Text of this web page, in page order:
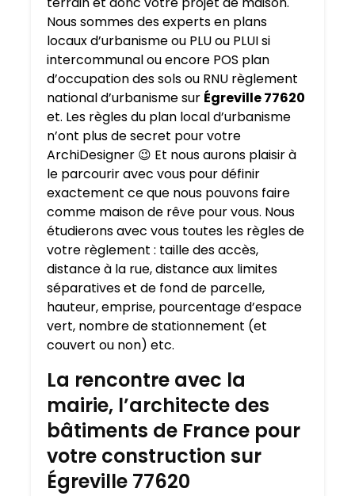
Nous sommes des experts en plans
locaux d’urbanisme ou PLU ou PLUI si
intercommunal ou encore POS plan
d’occupation des sols ou RNU règlement
national d’urbanisme sur Égreville 77620
et. Les règles du plan local d’urbanisme
n’ont plus de secret pour votre
ArchiDesigner 😉 Et nous aurons plaisir à
le parcourir avec vous pour définir
exactement ce que nous pouvons faire
comme maison de rêve pour vous. Nous
étudierons avec vous toutes les règles de
votre règlement : taille des accès,
distance à la rue, distance aux limites
séparatives et de fond de parcelle,
hauteur, emprise, pourcentage d’espace
vert, nombre de stationnement (et
couvert ou non) etc.
La rencontre avec la
mairie, l’architecte des
bâtiments de France pour
votre construction sur
Égreville 77620